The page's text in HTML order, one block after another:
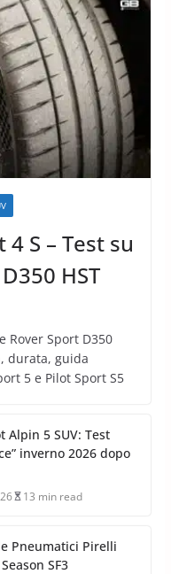
S – Test su
HST
Rover Sport D350
durata, guida
5 e Pilot Sport S5
Alpin 5 SUV: Test
inverno 2026 dopo
13 min read
Pneumatici Pirelli
SF3